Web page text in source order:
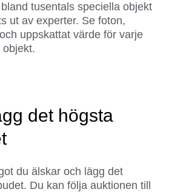
tusentals speciella objekt
ut av experter. Se foton,
uppskattat värde för varje
objekt.
det högsta
du älskar och lägg det
Du kan följa auktionen till